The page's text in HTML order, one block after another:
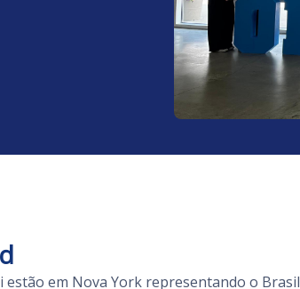
estão em Nova York representando o